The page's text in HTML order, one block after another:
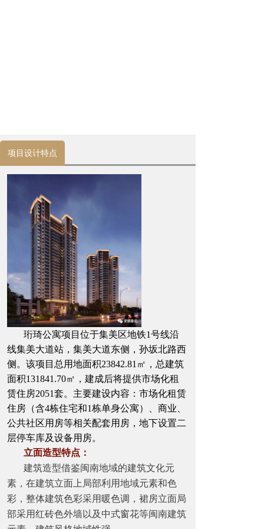
项目设计特点
珩琦公寓项目位于集美区地铁1号线沿
线集美大道站，集美大道东侧，孙坂北路西
侧。该项目总用地面积23842.81㎡，总建筑
面积131841.70㎡，建成后将提供市场化租
赁住房2051套。主要建设内容：市场化租赁
住房（含4栋住宅和1栋单身公寓）、商业、
公共社区用房等相关配套用房，地下设置二
层停车库及设备用房。
立面造型特点：
建筑造型借鉴闽南地域的建筑文化元
素，在建筑立面上局部利用地域元素和色
彩，整体建筑色彩采用暖色调，裙房立面局
部采用红砖色外墙以及中式窗花等闽南建筑